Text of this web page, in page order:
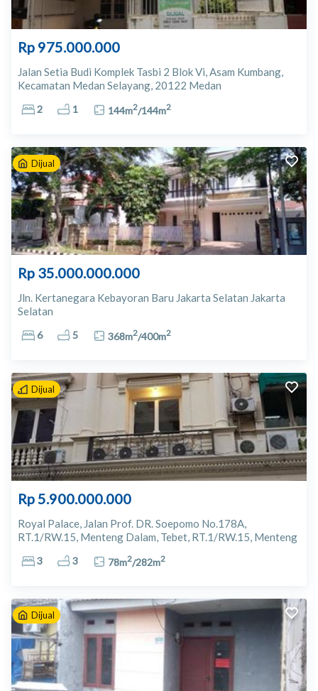
Rp 975.000.000
Jalan Setia Budi Komplek Tasbi 2 Blok Vi, Asam Kumbang,
Kecamatan Medan Selayang, 20122 Medan
2 1 144m2/144m2
Dijual
Rp 35.000.000.000
Jln. Kertanegara Kebayoran Baru Jakarta Selatan Jakarta
Selatan
6 5 368m2/400m2
Dijual
Rp 5.900.000.000
Royal Palace, Jalan Prof. DR. Soepomo No.178A,
RT.1/RW.15, Menteng Dalam, Tebet, RT.1/RW.15, Menteng
Ibukota Jakarta 12870 Jakarta Selatan
3 3 78m2/282m2
Dijual